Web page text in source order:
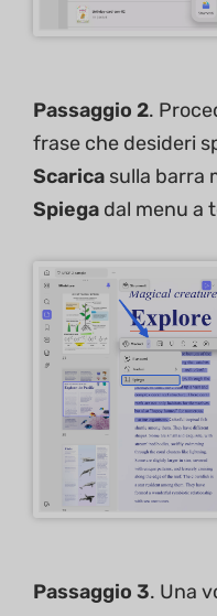
Passaggio 2.
frase che desideri
Scarica sulla barra
Spiega dal menu a
Passaggio 3. Una